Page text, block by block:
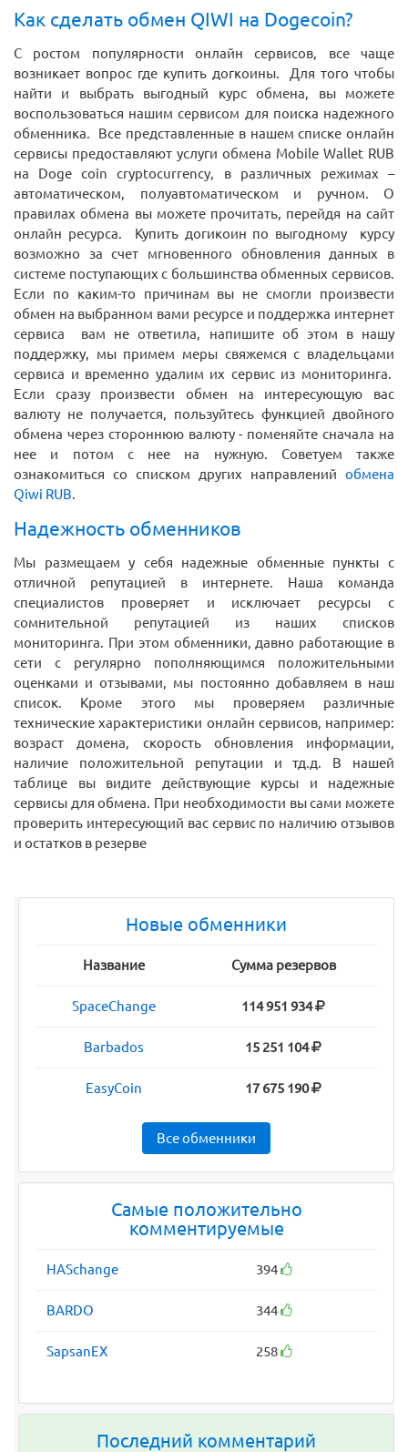
Как сделать обмен QIWI на Dogecoin?
С ростом популярности онлайн сервисов, все чаще
возникает вопрос где купить догкоины. Для того чтобы
найти и выбрать выгодный курс обмена, вы можете
воспользоваться нашим сервисом для поиска надежного
обменника. Все представленные в нашем списке онлайн
сервисы предоставляют услуги обмена Mobile Wallet RUB
на Doge coin cryptocurrency, в различных режимах –
автоматическом, полуавтоматическом и ручном. О
правилах обмена вы можете прочитать, перейдя на сайт
онлайн ресурса. Купить догикоин по выгодному курсу
возможно за счет мгновенного обновления данных в
системе поступающих с большинства обменных сервисов.
Если по каким-то причинам вы не смогли произвести
обмен на выбранном вами ресурсе и поддержка интернет
сервиса вам не ответила, напишите об этом в нашу
поддержку, мы примем меры свяжемся с владельцами
сервиса и временно удалим их сервис из мониторинга.
Если сразу произвести обмен на интересующую вас
валюту не получается, пользуйтесь функцией двойного
обмена через стороннюю валюту - поменяйте сначала на
нее и потом с нее на нужную. Советуем также
ознакомиться со списком других направлений обмена
Qiwi RUB.
Надежность обменников
Мы размещаем у себя надежные обменные пункты с
отличной репутацией в интернете. Наша команда
специалистов проверяет и исключает ресурсы с
сомнительной репутацией из наших списков
мониторинга. При этом обменники, давно работающие в
сети с регулярно пополняющимся положительными
оценками и отзывами, мы постоянно добавляем в наш
список. Кроме этого мы проверяем различные
технические характеристики онлайн сервисов, например:
возраст домена, скорость обновления информации,
наличие положительной репутации и тд.д. В нашей
таблице вы видите действующие курсы и надежные
сервисы для обмена. При необходимости вы сами можете
проверить интересующий вас сервис по наличию отзывов
и остатков в резерве
Новые обменники
Название Сумма резервов
SpaceChange 114 951 934
Barbados 15 251 104
EasyCoin 17 675 190
Все обменники
Самые положительно
комментируемые
HASchange 394
BARDO 344
SapsanEX 258
Последний комментарий